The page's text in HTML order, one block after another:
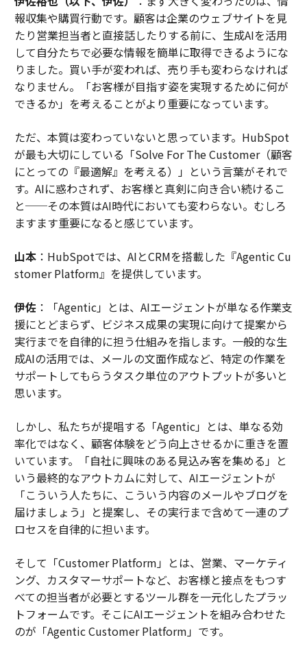
報収集や購買行動です。顧客は企業のウェブサイトを見
たり営業担当者と直接話したりする前に、生成AIを活用
して自分たちで必要な情報を簡単に取得できるようにな
りました。買い手が変われば、売り手も変わらなければ
なりません。「お客様が目指す姿を実現するために何が
できるか」を考えることがより重要になっています。
ただ、本質は変わっていないと思っています。HubSpot
が最も大切にしている「Solve For The Customer（顧客
にとっての『最適解』を考える）」という言葉がそれで
す。AIに惑わされず、お客様と真剣に向き合い続けるこ
と──その本質はAI時代においても変わらない。むしろ
ますます重要になると感じています。
山本：HubSpotでは、AIとCRMを搭載した『Agentic Cu
stomer Platform』を提供しています。
伊佐：「Agentic」とは、AIエージェントが単なる作業支
援にとどまらず、ビジネス成果の実現に向けて提案から
実行までを自律的に担う仕組みを指します。一般的な生
成AIの活用では、メールの文面作成など、特定の作業を
サポートしてもらうタスク単位のアウトプットが多いと
思います。
しかし、私たちが提唱する「Agentic」とは、単なる効
率化ではなく、顧客体験をどう向上させるかに重きを置
いています。「自社に興味のある見込み客を集める」と
いう最終的なアウトカムに対して、AIエージェントが
「こういう人たちに、こういう内容のメールやブログを
届けましょう」と提案し、その実行まで含めて一連のプ
ロセスを自律的に担います。
そして「Customer Platform」とは、営業、マーケティ
ング、カスタマーサポートなど、お客様と接点をもつす
べての担当者が必要とするツール群を一元化したプラッ
トフォームです。そこにAIエージェントを組み合わせた
のが「Agentic Customer Platform」です。